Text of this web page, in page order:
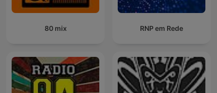
80 mix RNP em Rede